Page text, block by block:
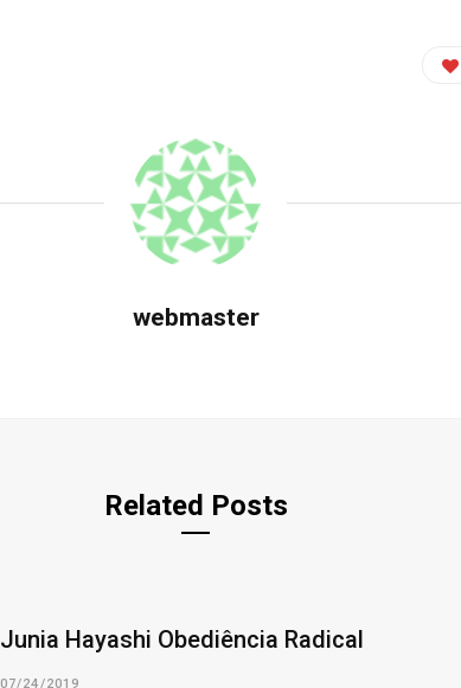
webmaster
Related Posts
Junia Hayashi Obediência Radical
07/24/2019